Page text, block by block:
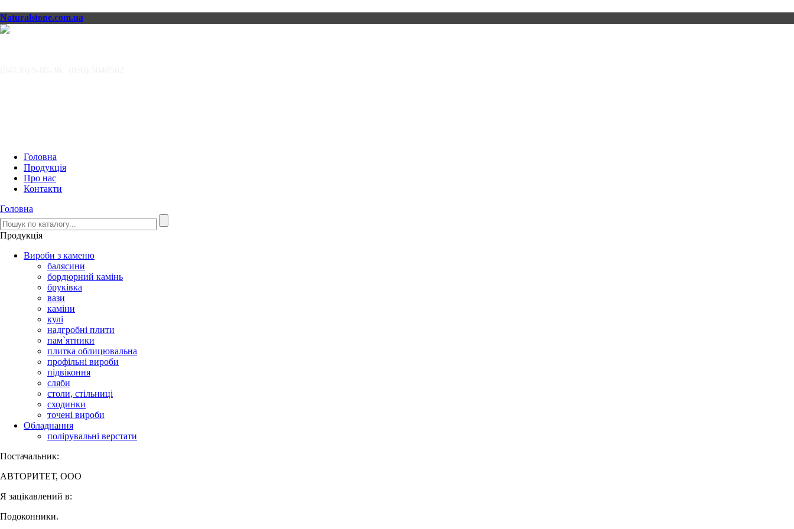
Naturalstone.com.ua
Головна
Продукція
Про нас
Контакти
Головна
Продукція
Вироби з каменю
балясини
бордюрний камінь
бруківка
вази
каміни
кулі
надгробні плити
пам`ятники
плитка облицювальна
профільні вироби
підвіконня
сляби
столи, стільниці
сходинки
точені вироби
Обладнання
полірувальні верстати
Постачальник:
АВТОРИТЕТ, ООО
Я зацікавлений в:
Подоконники.